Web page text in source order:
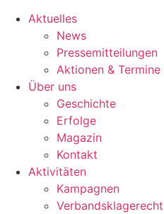
Aktuelles
News
Pressemitteilungen
Aktionen & Termine
Über uns
Geschichte
Erfolge
Magazin
Kontakt
Aktivitäten
Kampagnen
Verbandsklagerecht